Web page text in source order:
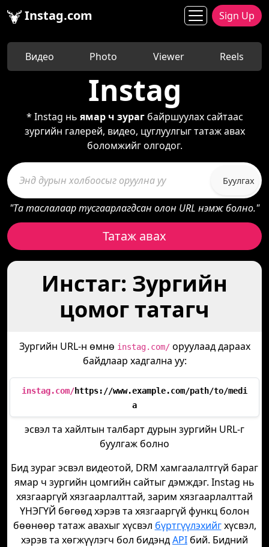
Instag.com Sign Up
Видео Photo Viewer Reels
Instag
* Instag нь ямар ч зурагбайршуулах сайтаас
зургийн галерей, видео, цуглуулгыг татаж авах
боломжийг олгодог.
Буулгах
"Та таслалаар тусгаарлагдсан олон URL нэмж болно."
Татаж авах
Инстаг: Зургийн
цомог татагч
Зургийн URL-н өмнө instag.com/оруулаад дараах
байдлаар хадгална уу:
instag.com/https://www.example.com/path/to/medi
a
эсвэл та хайлтын талбарт дурын зургийн URL-г
буулгаж болно
Бид зураг эсвэл видеотой, DRM хамгаалалтгүй бараг
ямар ч зургийн цомгийн сайтыг дэмждэг. Instag нь
хязгааргүй хязгаарлалттай, зарим хязгаарлалттай
ҮНЭГҮЙ бөгөөд хэрэв та хязгааргүй функц болон
бөөнөөр татаж авахыг хүсвэл бүртгүүлэхийгхүсвэл,
хэрэв та хөгжүүлэгч бол бидэндAPI бий. Бидний